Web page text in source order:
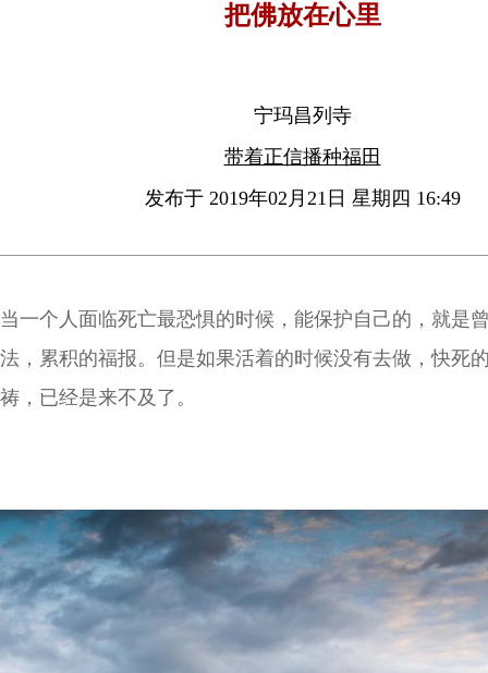
把佛放在心里
宁玛昌列寺
带着正信播种福田
发布于 2019年02月21日 星期四 16:49
当一个人面临死亡最恐惧的时候，能保护自己的，就是
法，累积的福报。但是如果活着的时候没有去做，快死
祷，已经是来不及了。